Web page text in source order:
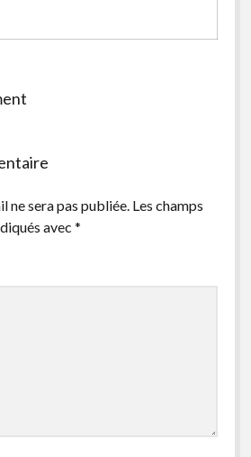
ne sera pas publiée. Les champs
avec *